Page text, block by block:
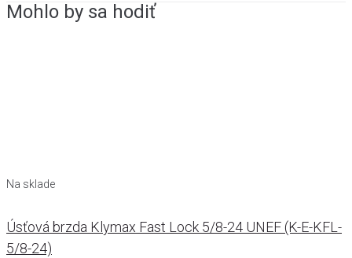
Mohlo by sa hodiť
Na sklade
Úsťová brzda Klymax Fast Lock 5/8-24 UNEF (K-E-KFL-
5/8-24)